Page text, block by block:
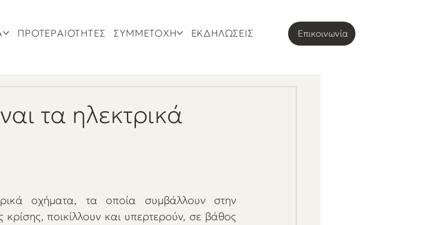
ΠΡΟΤΕΡΑΙΟΤΗΤΕΣ ΣΥΜΜΕΤΟΧΗ ΕΚΔΗΛΩΣΕΙΣ Eπικοινωνία
τα ηλεκτρικά
οχήματα, τα οποία συμβάλλουν στην
κρίσης, ποικίλλουν και υπερτερούν, σε βάθος